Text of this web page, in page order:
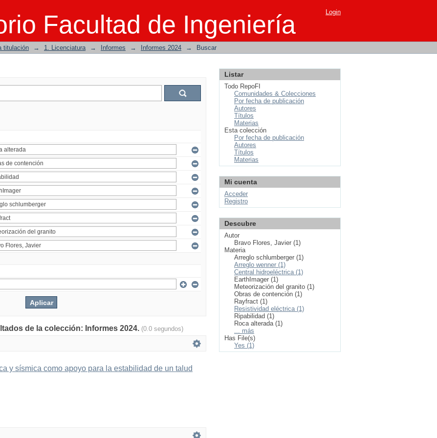
Facultad de Ingeniería Login
titulación → 1. Licenciatura → Informes → Informes 2024 → Buscar
de la colección: Informes 2024. (0.0 segundos)
y sísmica como apoyo para la estabilidad de un talud
Listar
Todo RepoFI
Comunidades & Colecciones
Por fecha de publicación
Autores
Títulos
Materias
Esta colección
Por fecha de publicación
Autores
Títulos
Materias
Mi cuenta
Acceder
Registro
Descubre
Autor
Bravo Flores, Javier (1)
Materia
Arreglo schlumberger (1)
Arreglo wenner (1)
Central hidroeléctrica (1)
EarthImager (1)
Meteorización del granito (1)
Obras de contención (1)
Rayfract (1)
Resistividad eléctrica (1)
Ripabilidad (1)
Roca alterada (1)
... más
Has File(s)
Yes (1)